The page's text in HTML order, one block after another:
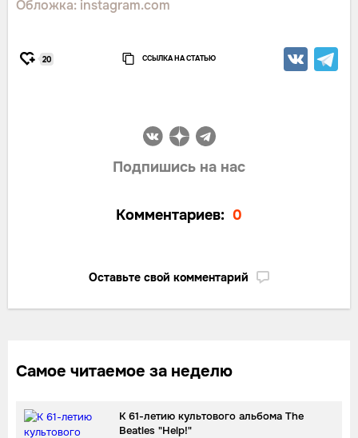
Обложка: instagram.com
20 ССЫЛКА НА СТАТЬЮ
Подпишись на нас
Комментариев: 0
Оставьте свой комментарий
Самое читаемое за неделю
К 61-летию культового альбома The
Beatles "Help!"